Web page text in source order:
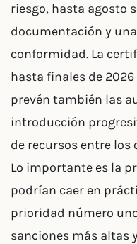
riesgo, hasta agosto
documentación y
conformidad. La
hasta finales de
prevén también las
introducción
de recursos entre
Lo importante es la
podrían caer en
prioridad número
sanciones más altas